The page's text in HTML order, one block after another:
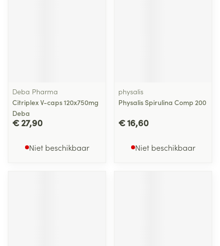
Deba Pharma
Citriplex V-caps 120x750mg
Deba
€ 27,90
Niet beschikbaar
physalis
Physalis Spirulina Comp 200
€ 16,60
Niet beschikbaar